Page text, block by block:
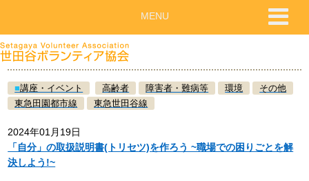
■講座・イベント 高齢者 障害者・難病等 環境
その他
東急田園都市線
東急世田谷線
2024年01月19日
「自分」の取扱説明書(トリセツ)を作ろう ~職場での困りごとを解
決しよう!~
MENU